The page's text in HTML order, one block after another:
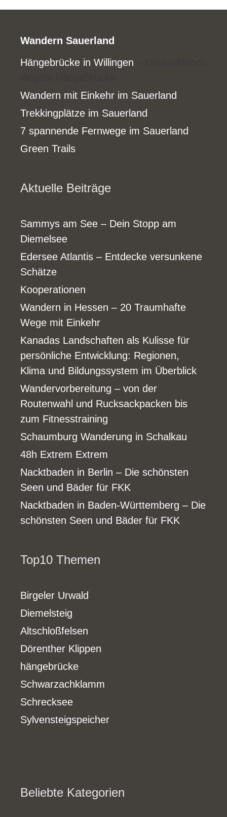
Wandern Sauerland
Hängebrücke in Willingen
Wandern mit Einkehr im Sauerland
Trekkingplätze im Sauerland
7 spannende Fernwege im Sauerland
Green Trails
Aktuelle Beiträge
Sammys am See – Dein Stopp am
Diemelsee
Edersee Atlantis – Entdecke versunkene
Schätze
Kooperationen
Wandern in Hessen – 20 Traumhafte
Wege mit Einkehr
Kanadas Landschaften als Kulisse für
persönliche Entwicklung: Regionen,
Klima und Bildungssystem im Überblick
Wandervorbereitung – von der
Routenwahl und Rucksackpacken bis
zum Fitnesstraining
Schaumburg Wanderung in Schalkau
48h Extrem Extrem
Nacktbaden in Berlin – Die schönsten
Seen und Bäder für FKK
Nacktbaden in Baden-Württemberg – Die
schönsten Seen und Bäder für FKK
Top10 Themen
Birgeler Urwald
Diemelsteig
Altschloßfelsen
Dörenther Klippen
hängebrücke
Schwarzachklamm
Schrecksee
Sylvensteigspeicher
Beliebte Kategorien